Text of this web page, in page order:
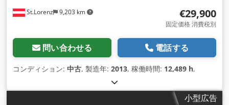
St.Lorenz 9,203 km €29,900
固定価格 消費税別
問い合わせる 電話する
コンディション: 中古, 製造年: 2013, 稼働時間: 12,489 h,
小型広告